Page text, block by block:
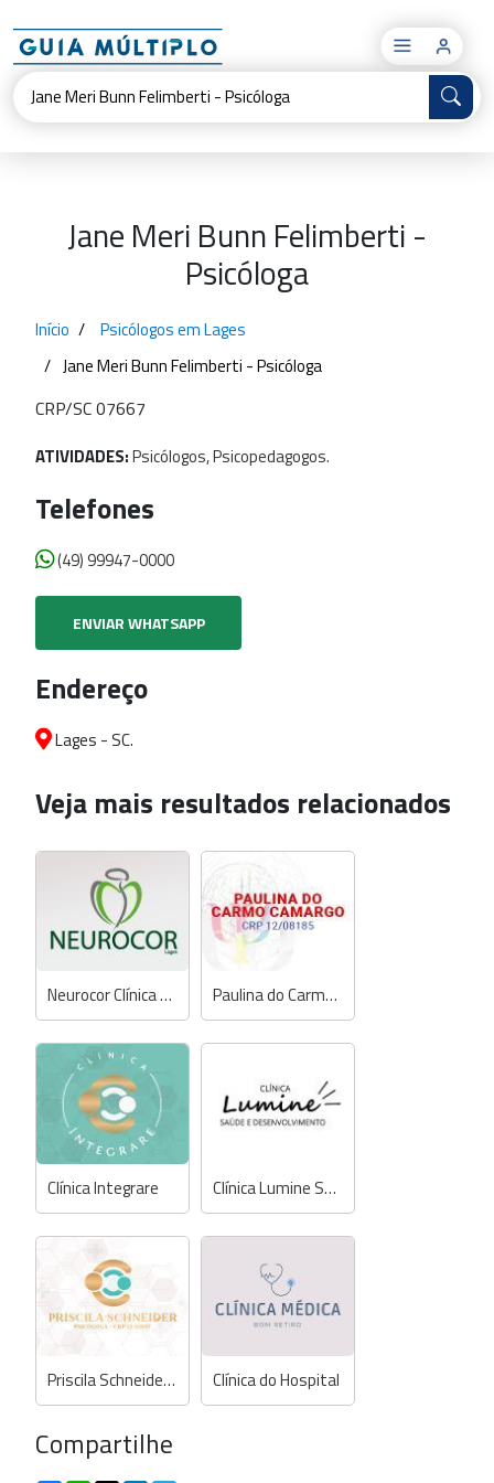
×
Jane Meri Bunn Felimberti -
Psicóloga
Início
Psicólogos em Lages
Jane Meri Bunn Felimberti - Psicóloga
CRP/SC 07667
ATIVIDADES:Psicólogos,Psicopedagogos.
Telefones
(49) 99947-0000
ENVIAR WHATSAPP
Endereço
Lages - SC.
Veja mais resultados relacionados
Neurocor Clínica Cardiológica Paulina do Carmo Camargo - Psicóloga
Clínica Integrare Clínica Lumine Saúde e Desenvolvimento
Priscila Schneider - Psicóloga Clínica do Hospital
Compartilhe